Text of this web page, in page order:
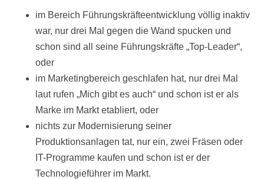
im Bereich Führungskräfteentwicklung völlig inaktiv
war, nur drei Mal gegen die Wand spucken und
schon sind all seine Führungskräfte „Top-Leader“,
oder
im Marketingbereich geschlafen hat, nur drei Mal
laut rufen „Mich gibt es auch“ und schon ist er als
Marke im Markt etabliert, oder
nichts zur Modernisierung seiner
Produktionsanlagen tat, nur ein, zwei Fräsen oder
IT-Programme kaufen und schon ist er der
Technologieführer im Markt.